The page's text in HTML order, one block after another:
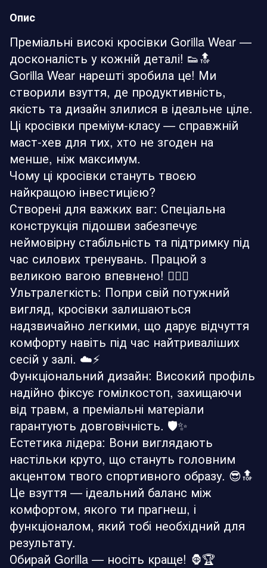
Опис
Преміальні високі кросівки Gorilla Wear —
досконалість у кожній деталі! 👟🔝
Gorilla Wear нарешті зробила це! Ми
створили взуття, де продуктивність,
якість та дизайн злилися в ідеальне ціле.
Ці кросівки преміум-класу — справжній
маст-хев для тих, хто не згоден на
менше, ніж максимум.
Чому ці кросівки стануть твоєю
найкращою інвестицією?
Створені для важких ваг: Спеціальна
конструкція підошви забезпечує
неймовірну стабільність та підтримку під
час силових тренувань. Працюй з
великою вагою впевнено! 🏋️‍♂️🔥
Ультралегкість: Попри свій потужний
вигляд, кросівки залишаються
надзвичайно легкими, що дарує відчуття
комфорту навіть під час найтриваліших
сесій у залі. ☁️⚡
Функціональний дизайн: Високий профіль
надійно фіксує гомілкостоп, захищаючи
від травм, а преміальні матеріали
гарантують довговічність. 🛡️✨
Естетика лідера: Вони виглядають
настільки круто, що стануть головним
акцентом твого спортивного образу. 😎🔝
Це взуття — ідеальний баланс між
комфортом, якого ти прагнеш, і
функціоналом, який тобі необхідний для
результату.
Обирай Gorilla — носіть краще! 🦍🏆